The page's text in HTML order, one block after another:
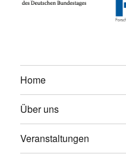
Home
Über uns
Veranstaltungen